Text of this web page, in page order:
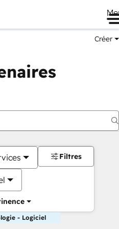
Créer
Filtres
- Logiciel